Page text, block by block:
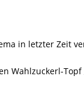
in letzter Zeit
Wahlzuckerl-